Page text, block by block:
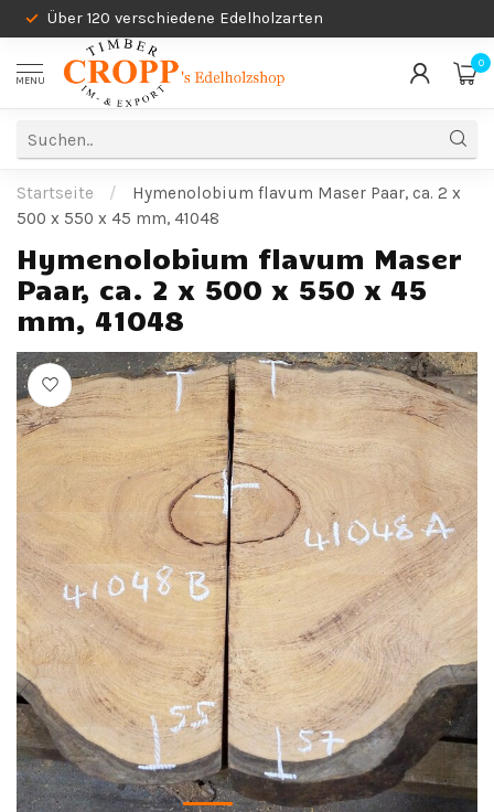
Über 120 verschiedene Edelholzarten
MENU
0
Startseite /
Hymenolobium flavum Maser Paar, ca. 2 x
500 x 550 x 45 mm, 41048
Hymenolobium flavum Maser
Paar, ca. 2 x 500 x 550 x 45
mm, 41048